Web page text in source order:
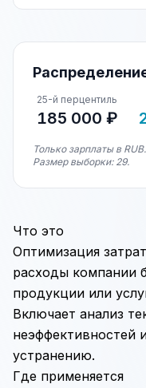
25-й перцентиль
185 000 ₽
Только зарплаты в
Размер выборки: 29.
Что это
Оптимизация
расходы компании
продукции или
Включает анализ
неэффективностей
устранению.
Где применяется